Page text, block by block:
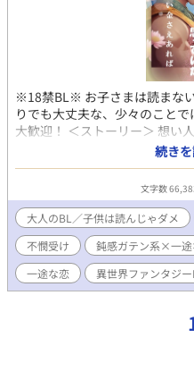
※18禁BL※ お子さまは読まな
りでも大丈夫な、少々のことで
大歓迎！ ＜ストーリー＞ 想い
ったグレイは、魔道具師のレ
けられ、すぐさま契約を結ん
行為で用いる淫靡な魔道具製
い結婚で夜ごとレネを抱くこ
かった。初対面だと思っていた
片想いをし続けてきたことを。
存在する世界。 ・植物や動物
男同士で結婚することはごく当
生殖に直接的な因果関係はなく
いただけます。 （でも、良か
い！ →「巻き戻りの転生者は
続き
文字数
大人のBL／子供は読んじゃダメ
不憫受け
鈍感ガテン系×一
一途な恋
異世界ファンタジー